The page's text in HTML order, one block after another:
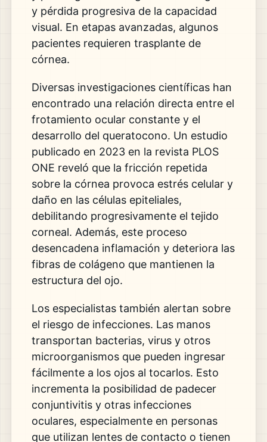
y pérdida progresiva de la capacidad
visual. En etapas avanzadas, algunos
pacientes requieren trasplante de
córnea.
Diversas investigaciones científicas han
encontrado una relación directa entre el
frotamiento ocular constante y el
desarrollo del queratocono. Un estudio
publicado en 2023 en la revista PLOS
ONE reveló que la fricción repetida
sobre la córnea provoca estrés celular y
daño en las células epiteliales,
debilitando progresivamente el tejido
corneal. Además, este proceso
desencadena inflamación y deteriora las
fibras de colágeno que mantienen la
estructura del ojo.
Los especialistas también alertan sobre
el riesgo de infecciones. Las manos
transportan bacterias, virus y otros
microorganismos que pueden ingresar
fácilmente a los ojos al tocarlos. Esto
incrementa la posibilidad de padecer
conjuntivitis y otras infecciones
oculares, especialmente en personas
que utilizan lentes de contacto o tienen